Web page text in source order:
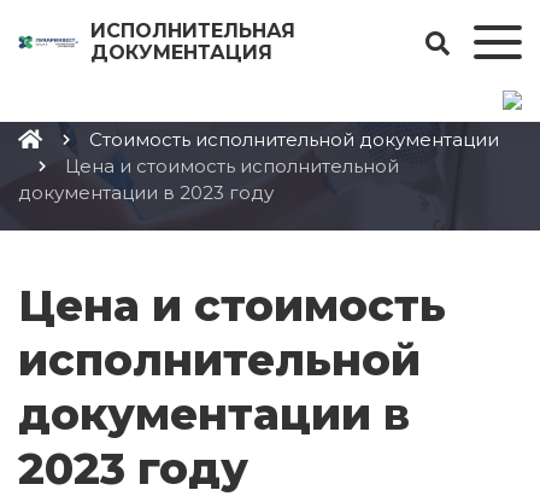
ИСПОЛНИТЕЛЬНАЯ
ДОКУМЕНТАЦИЯ
Стоимость исполнительной документации
Цена и стоимость исполнительной
документации в 2023 году
Цена и стоимость
исполнительной
документации в
2023 году